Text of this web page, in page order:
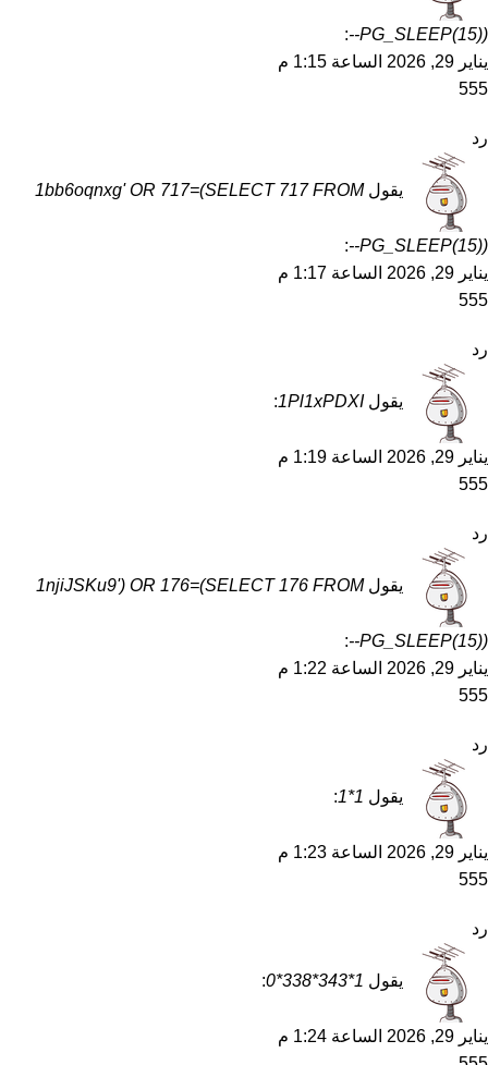
PG_SLEEP(15))--
:
يناير 29, 2026 الساعة 1:15 م
555
رد
يقول 1bb6oqnxg' OR 717=(SELECT 717 FROM
PG_SLEEP(15))--
:
يناير 29, 2026 الساعة 1:17 م
555
رد
يقول 1Pl1xPDXI
:
يناير 29, 2026 الساعة 1:19 م
555
رد
يقول 1njiJSKu9') OR 176=(SELECT 176 FROM
PG_SLEEP(15))--
:
يناير 29, 2026 الساعة 1:22 م
555
رد
يقول 1*1
:
يناير 29, 2026 الساعة 1:23 م
555
رد
يقول 1*343*338*0
:
يناير 29, 2026 الساعة 1:24 م